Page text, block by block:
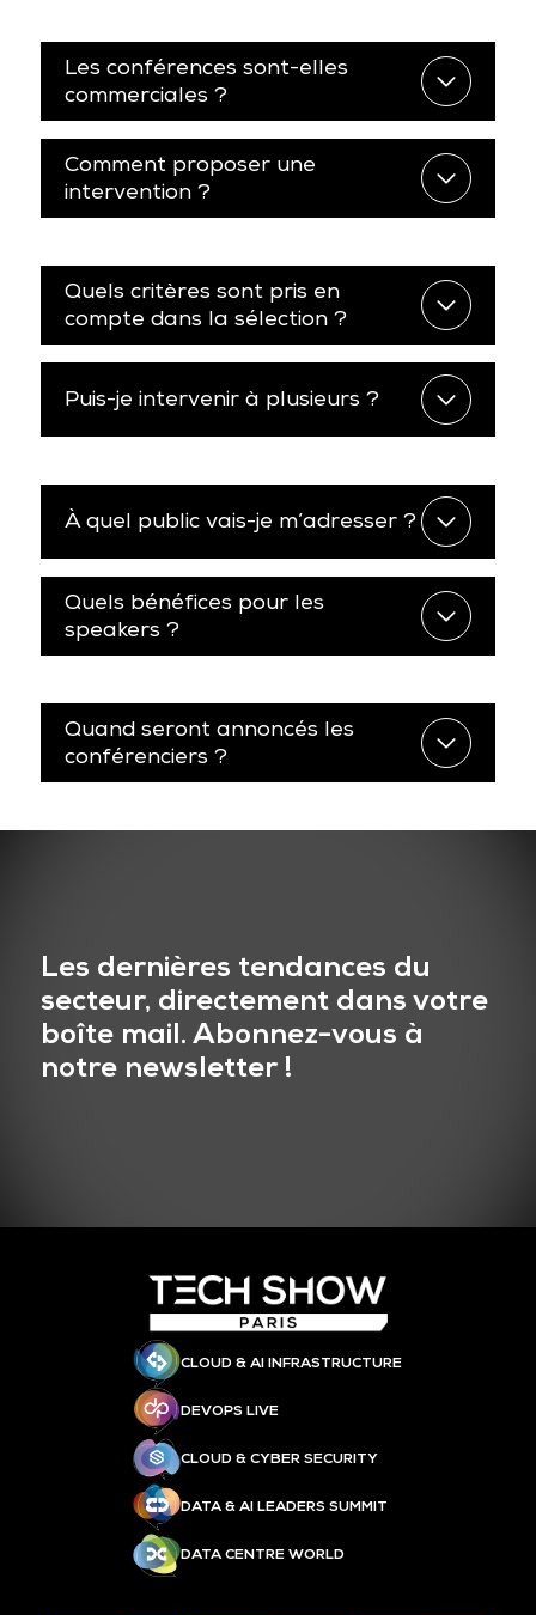
Les conférences sont-elles
commerciales ?
Comment proposer une
intervention ?
Quels critères sont pris en
compte dans la sélection ?
Puis-je intervenir à plusieurs ?
À quel public vais-je m’adresser ?
Quels bénéfices pour les
speakers ?
Quand seront annoncés les
conférenciers ?
Les dernières tendances du
secteur, directement dans votre
boîte mail. Abonnez-vous à
notre newsletter !
CLOUD & AI INFRASTRUCTURE
DEVOPS LIVE
CLOUD & CYBER SECURITY
DATA & AI LEADERS SUMMIT
DATA CENTRE WORLD